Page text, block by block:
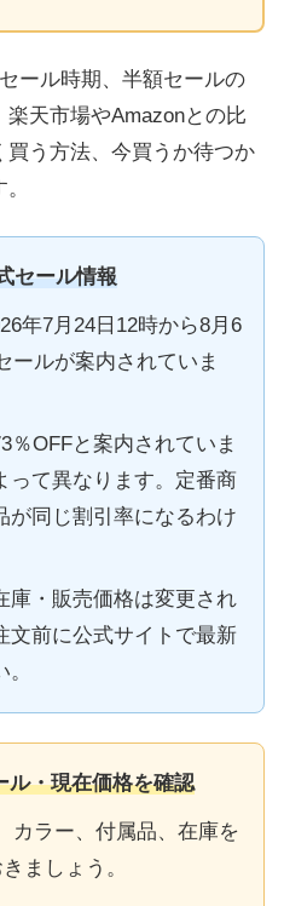
ール時期、半額セールの
天市場やAmazonとの比
う方法、今買うか待つか
セール情報
年7月24日12時から8月6
ールが案内されていま
％OFFと案内されていま
って異なります。定番商
が同じ割引率になるわけ
庫・販売価格は変更され
文前に公式サイトで最新
ル・現在価格を確認
カラー、付属品、在庫を
ましょう。